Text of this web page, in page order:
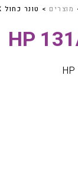
מוצרים > טונר כחול HP 131A CF211A 1.8K
HP